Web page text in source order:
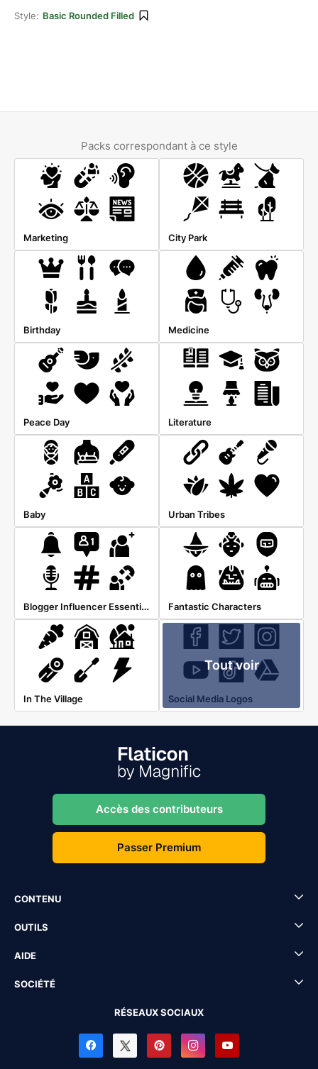
Style: Basic Rounded Filled
Packs correspondant à ce style
Marketing City Park
Birthday Medicine
Peace Day Literature
Baby Urban Tribes
Blogger Influencer Essentials Fantastic Characters
In The Village
Tout voir
Social Media Logos
Accès des contributeurs
Passer Premium
CONTENU
OUTILS
AIDE
SOCIÉTÉ
RÉSEAUX SOCIAUX